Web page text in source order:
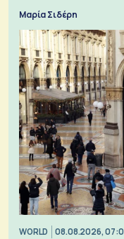
Μαρία Σιδέρη
WORLD 08.08.2026,